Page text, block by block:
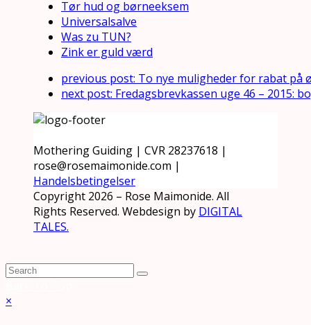
Tør hud og børneeksem
Universalsalve
Was zu TUN?
Zink er guld værd
previous post: To nye muligheder for rabat på
next post: Fredagsbrevkassen uge 46 – 2015:
Mothering Guiding | CVR 28237618 |
rose@rosemaimonide.com |
Handelsbetingelser
Copyright 2026 – Rose Maimonide. All
Rights Reserved. Webdesign by DIGITAL
TALES.
×